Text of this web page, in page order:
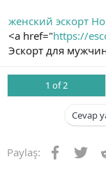
женский эскорт
<a href="https://
Эскорт для
1 of 2
Cevap
Paylaş: